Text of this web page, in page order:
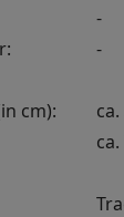
-
-
cm):
ca.